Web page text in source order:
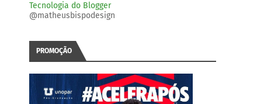
Tecnologia do Blogger
@matheusbispodesign
PROMOÇÃO